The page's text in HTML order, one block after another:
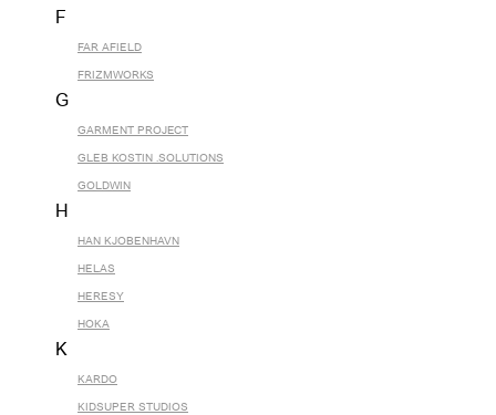
F
FAR AFIELD
FRIZMWORKS
G
GARMENT PROJECT
GLEB KOSTIN .SOLUTIONS
GOLDWIN
H
HAN KJOBENHAVN
HELAS
HERESY
HOKA
K
KARDO
KIDSUPER STUDIOS